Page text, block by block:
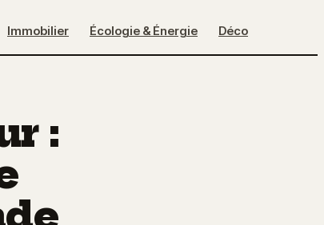
Immobilier Écologie & Énergie Déco
: